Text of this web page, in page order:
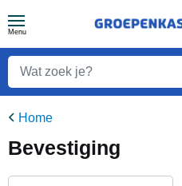
Menu
Home
Bevestiging